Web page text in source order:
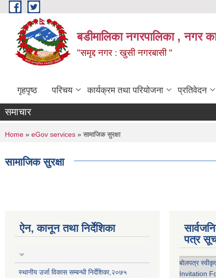
Skip to main content
बडीमालिका नगरपालिका , नगर
"समृद्द नगर : खुसी नगरबासी "
गृहपृष्ठ परिचय कार्यक्रम तथा परियोजना प्रतिवेदन
समाचार
You are here
Home » eGov services » सामाजिक सुरक्षा
सामाजिक सुरक्षा
ऐन, कानून तथा निर्देशिका
स्थानीय उर्जा विकास सम्बन्धी निर्देशिका,२०७५
पत्र
बोलपत्र
Invitation